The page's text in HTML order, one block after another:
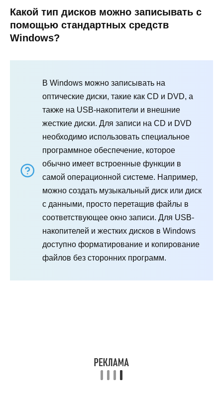
Какой тип дисков можно записывать с
помощью стандартных средств
Windows?
В Windows можно записывать на
оптические диски, такие как CD и DVD, а
также на USB-накопители и внешние
жесткие диски. Для записи на CD и DVD
необходимо использовать специальное
программное обеспечение, которое
обычно имеет встроенные функции в
самой операционной системе. Например,
можно создать музыкальный диск или диск
с данными, просто перетащив файлы в
соответствующее окно записи. Для USB-
накопителей и жестких дисков в Windows
доступно форматирование и копирование
файлов без сторонних программ.